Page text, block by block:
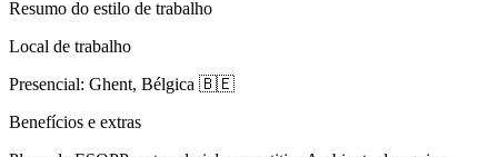
Resumo do estilo de trabalho
Local de trabalho
Presencial: Ghent, Bélgica 🇧🇪
Benefícios e extras